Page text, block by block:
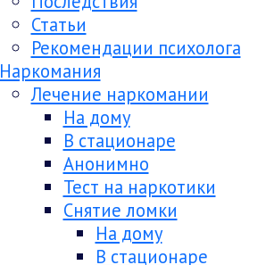
Статьи
Рекомендации психолога
Наркомания
Лечение наркомании
На дому
В стационаре
Анонимно
Тест на наркотики
Снятие ломки
На дому
В стационаре